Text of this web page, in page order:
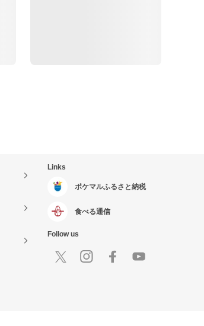
Links
ポケマルふるさと納税
食べる通信
Follow us